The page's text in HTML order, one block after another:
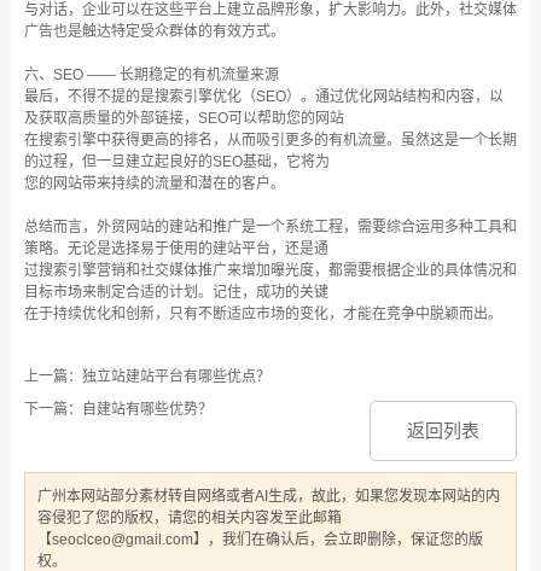
与对话，企业可以在这些平台上建立品牌形象，扩大影响力。此外，社交媒体
广告也是触达特定受众群体的有效方式。
六、SEO —— 长期稳定的有机流量来源
最后，不得不提的是搜索引擎优化（SEO）。通过优化网站结构和内容，以
及获取高质量的外部链接，SEO可以帮助您的网站
在搜索引擎中获得更高的排名，从而吸引更多的有机流量。虽然这是一个长期
的过程，但一旦建立起良好的SEO基础，它将为
您的网站带来持续的流量和潜在的客户。
总结而言，外贸网站的建站和推广是一个系统工程，需要综合运用多种工具和
策略。无论是选择易于使用的建站平台，还是通
过搜索引擎营销和社交媒体推广来增加曝光度，都需要根据企业的具体情况和
目标市场来制定合适的计划。记住，成功的关键
在于持续优化和创新，只有不断适应市场的变化，才能在竞争中脱颖而出。
上一篇：独立站建站平台有哪些优点？
下一篇：自建站有哪些优势？
返回列表
广州本网站部分素材转自网络或者AI生成，故此，如果您发现本网站的内
容侵犯了您的版权，请您的相关内容发至此邮箱
【seoclceo@gmail.com】，我们在确认后，会立即删除，保证您的版
权。